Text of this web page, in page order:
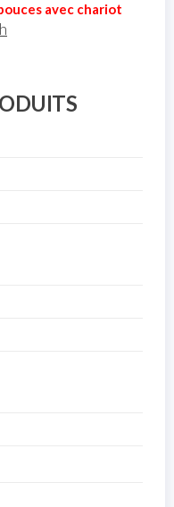
avec chariot